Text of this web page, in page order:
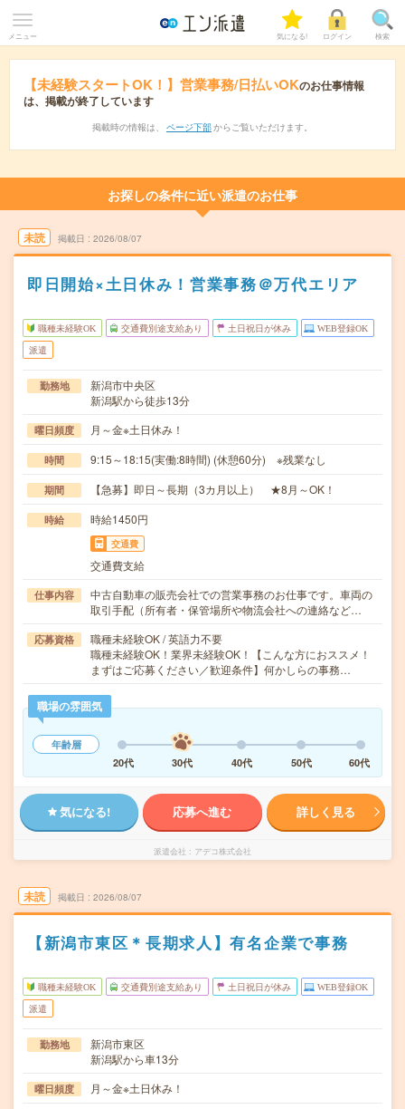
メニュー 気になる! ログイン 検索
【未経験スタートOK！】営業事務/日払いOKのお仕事情報
は、掲載が終了しています
掲載時の情報は、 ページ下部 からご覧いただけます。
お探しの条件に近い派遣のお仕事
未読 掲載日 2026/08/07
即日開始×土日休み！営業事務＠万代エリア
職種未経験OK 交通費別途支給あり 土日祝日が休み WEB登録OK
派遣
勤務地
新潟市中央区
新潟駅から徒歩13分
曜日頻度 月～金※土日休み！
時間 9:15～18:15(実働:8時間) (休憩60分) ※残業なし
期間 【急募】即日～長期（3カ月以上） ★8月～OK！
時給 時給1450円
交通費
交通費支給
仕事内容
中古自動車の販売会社での営業事務のお仕事です。車両の
取引手配（所有者・保管場所や物流会社への連絡など…
応募資格
職種未経験OK / 英語力不要
職種未経験OK！業界未経験OK！【こんな方におススメ！
まずはご応募ください／歓迎条件】何かしらの事務…
職場の雰囲気
年齢層
20代
30代 40代 50代 60代
気になる! 応募へ進む 詳しく見る
派遣会社 アデコ株式会社
未読 掲載日 2026/08/07
【新潟市東区＊長期求人】有名企業で事務
職種未経験OK 交通費別途支給あり 土日祝日が休み WEB登録OK
派遣
勤務地
新潟市東区
新潟駅から車13分
曜日頻度 月～金※土日休み！